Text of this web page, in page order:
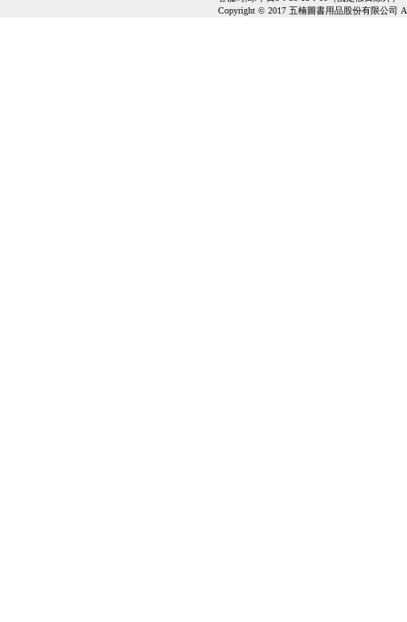
Copyright © 2017 五楠圖書用品股份有限公司